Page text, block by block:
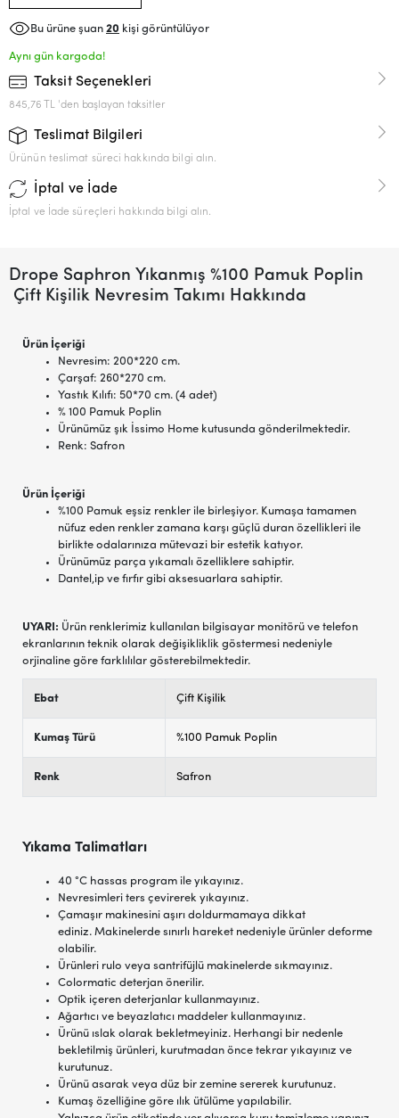
Bu ürüne şuan 20 kişi görüntülüyor
Aynı gün kargoda!
Taksit Seçenekleri
845,76 TL 'den başlayan taksitler
Teslimat Bilgileri
Ürünün teslimat süreci hakkında bilgi alın.
İptal ve İade
İptal ve İade süreçleri hakkında bilgi alın.
Drope Saphron Yıkanmış %100 Pamuk Poplin
Çift Kişilik Nevresim Takımı Hakkında
Ürün İçeriği
Nevresim: 200*220 cm.
Çarşaf: 260*270 cm.
Yastık Kılıfı: 50*70 cm. (4 adet)
% 100 Pamuk Poplin
Ürünümüz şık İssimo Home kutusunda gönderilmektedir.
Renk: Safron
Ürün İçeriği
%100 Pamuk eşsiz renkler ile birleşiyor. Kumaşa tamamen
nüfuz eden renkler zamana karşı güçlü duran özellikleri ile
birlikte odalarınıza mütevazi bir estetik katıyor.
Ürünümüz parça yıkamalı özelliklere sahiptir.
Dantel,ip ve fırfır gibi aksesuarlara sahiptir.
UYARI: Ürün renklerimiz kullanılan bilgisayar monitörü ve telefon
ekranlarının teknik olarak değişikliklik göstermesi nedeniyle
orjinaline göre farklılılar gösterebilmektedir.
Ebat Çift Kişilik
Kumaş Türü %100 Pamuk Poplin
Renk Safron
Yıkama Talimatları
40 °C hassas program ile yıkayınız.
Nevresimleri ters çevirerek yıkayınız.
Çamaşır makinesini aşırı doldurmamaya dikkat
ediniz. Makinelerde sınırlı hareket nedeniyle ürünler deforme
olabilir.
Ürünleri rulo veya santrifüjlü makinelerde sıkmayınız.
Colormatic deterjan önerilir.
Optik içeren deterjanlar kullanmayınız.
Ağartıcı ve beyazlatıcı maddeler kullanmayınız.
Ürünü ıslak olarak bekletmeyiniz. Herhangi bir nedenle
bekletilmiş ürünleri, kurutmadan önce tekrar yıkayınız ve
kurutunuz.
Ürünü asarak veya düz bir zemine sererek kurutunuz.
Kumaş özelliğine göre ılık ütülüme yapılabilir.